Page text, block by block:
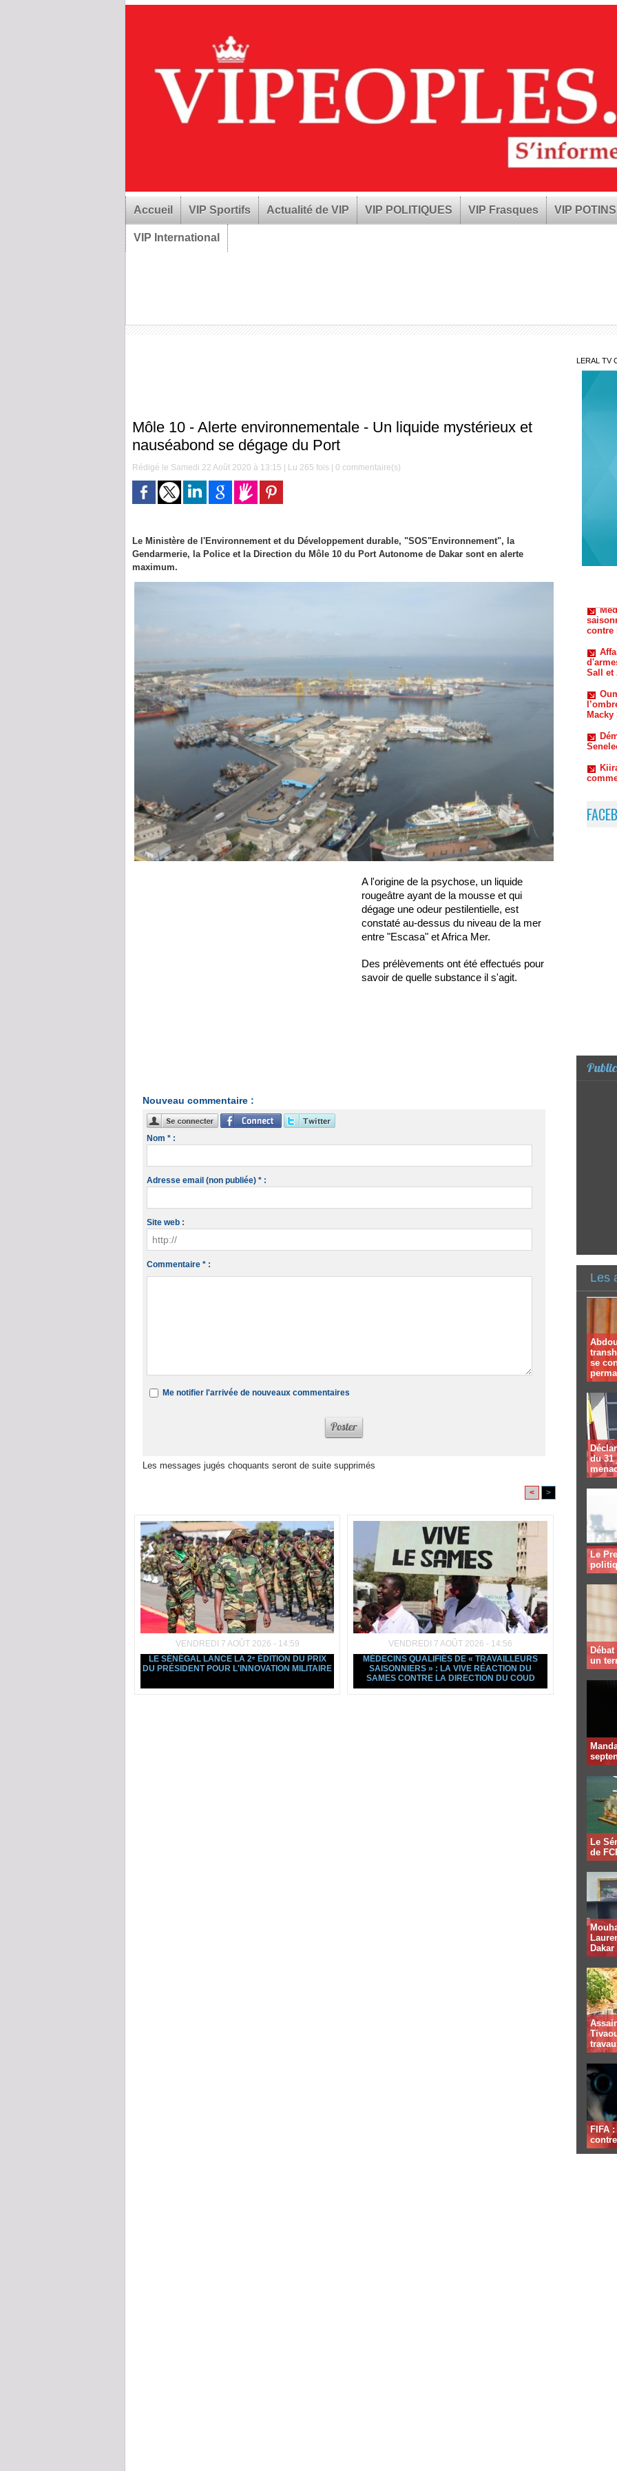
Accueil VIP Sportifs Actualité de VIP VIP POLITIQUES VIP Frasques VIP POTINS
VIP International
Môle 10 - Alerte environnementale - Un liquide mystérieux et
nauséabond se dégage du Port
Rédigé le Samedi 22 Août 2020 à 13:15 | Lu 265 fois | 0 commentaire(s)
Le Ministère de l'Environnement et du Développement durable, "SOS"Environnement", la
Gendarmerie, la Police et la Direction du Môle 10 du Port Autonome de Dakar sont en alerte
maximum.
A l'origine de la psychose, un liquide
rougeâtre ayant de la mousse et qui
dégage une odeur pestilentielle, est
constaté au-dessus du niveau de la mer
entre "Escasa" et Africa Mer.
Des prélèvements ont été effectués pour
savoir de quelle substance il s'agit.
Nouveau commentaire :
Nom * :
Adresse email (non publiée) * :
Site web :
Commentaire * :
Me notifier l'arrivée de nouveaux commentaires
Les messages jugés choquants seront de suite supprimés
< >
VENDREDI 7 AOÛT 2026 - 14:59
LE SÉNÉGAL LANCE LA 2ᵉ ÉDITION DU PRIX
DU PRÉSIDENT POUR L'INNOVATION MILITAIRE
VENDREDI 7 AOÛT 2026 - 14:56
MÉDECINS QUALIFIÉS DE « TRAVAILLEURS
SAISONNIERS » : LA VIVE RÉACTION DU
SAMES CONTRE LA DIRECTION DU COUD
LERAL TV
Les
se
du 31
Le
un
Le
de
Dakar
FIFA